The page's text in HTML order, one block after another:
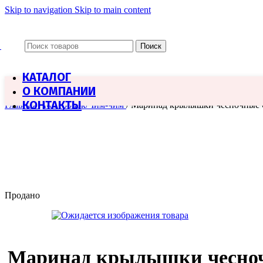
Skip to navigation Skip to main content
Поиск
КАТАЛОГ
О КОМПАНИИ
КОНТАКТЫ
Главная / Костровок/Чим-чим / Маринад крылышки чесночные
Продано
Маринад крылышки